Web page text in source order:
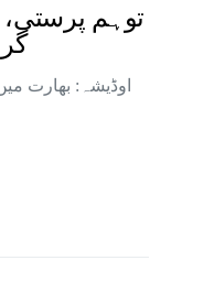
توہم
اوڈیشہ: بھارت